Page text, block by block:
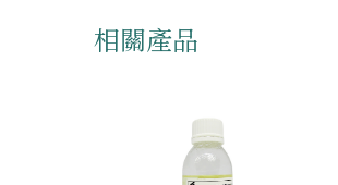
相關產品